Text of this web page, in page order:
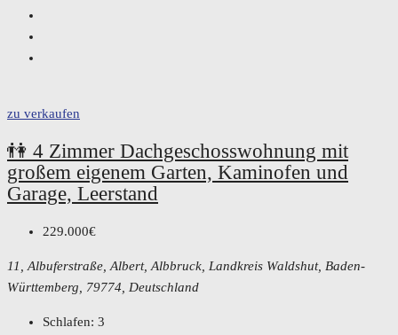
zu verkaufen
👫 4 Zimmer Dachgeschosswohnung mit
großem eigenem Garten, Kaminofen und
Garage, Leerstand
229.000€
11, Albuferstraße, Albert, Albbruck, Landkreis Waldshut, Baden-
Württemberg, 79774, Deutschland
Schlafen: 3